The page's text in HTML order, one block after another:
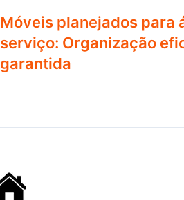
Móveis planejados para
serviço: Organização
garantida